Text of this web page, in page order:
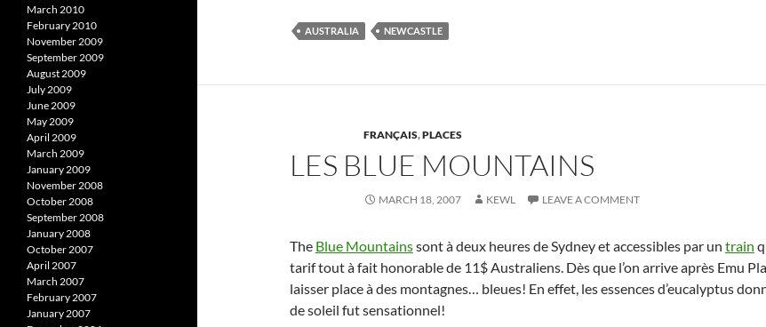
AUSTRALIA NEWCASTLE
FRANÇAIS,PLACES
LES BLUE MOUNTAINS
MARCH 18, 2007 KEWL LEAVE A COMMENT
The Blue Mountainssont à deux heures de Sydney et accessibles par un train
tarif tout à fait honorable de 11$ Australiens. Dès que l’on arrive après Emu
laisser place à des montagnes… bleues! En effet, les essences d’eucalyptus
de soleil fut sensationnel!
March 2010
February 2010
November 2009
September 2009
August 2009
July 2009
June 2009
May 2009
April 2009
March 2009
January 2009
November 2008
October 2008
September 2008
January 2008
October 2007
April 2007
March 2007
February 2007
January 2007